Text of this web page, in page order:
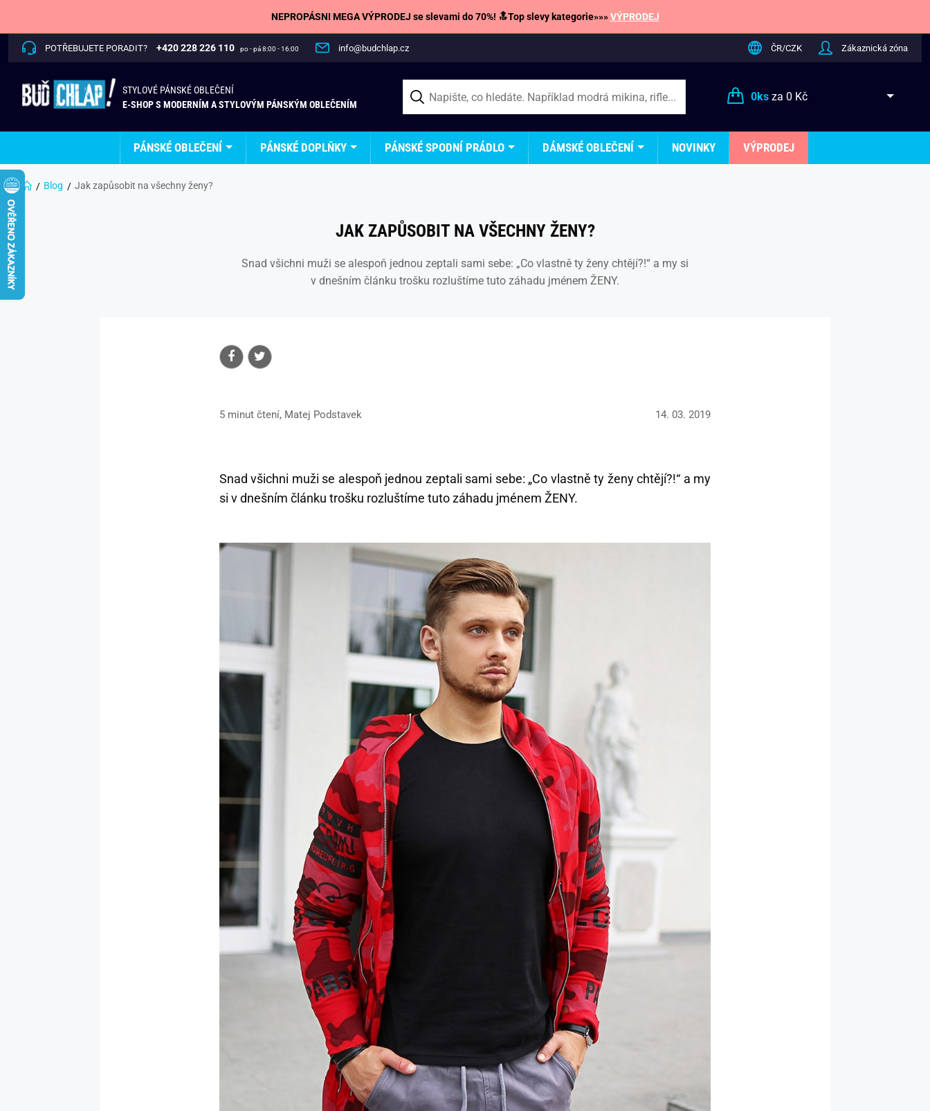
NEPROPÁSNI MEGA VÝPRODEJ se slevami do 70%! 🔝Top slevy kategorie»»»VÝPRODEJ
POTŘEBUJETE PORADIT? +420 228 226 110 po - pá 8:00 - 16:00 info@budchlap.cz ČR/CZK Zákaznická zóna
STYLOVÉ PÁNSKÉ OBLEČENÍ
E-SHOP S MODERNÍM A STYLOVÝM PÁNSKÝM OBLEČENÍM
0ksza 0 Kč
PÁNSKÉ OBLEČENÍ PÁNSKÉ DOPLŇKY PÁNSKÉ SPODNÍ PRÁDLO DÁMSKÉ OBLEČENÍ NOVINKY VÝPRODEJ
Blog Jak zapůsobit na všechny ženy?
JAK ZAPŮSOBIT NA VŠECHNY ŽENY?
Snad všichni muži se alespoň jednou zeptali sami sebe: „Co vlastně ty ženy chtějí?!“ a my si
v dnešním článku trošku rozluštíme tuto záhadu jménem ŽENY.
5 minut čtení, Matej Podstavek 14. 03. 2019
Snad všichni muži se alespoň jednou zeptali sami sebe: „Co vlastně ty ženy chtějí?!“ a my
si v dnešním článku trošku rozluštíme tuto záhadu jménem ŽENY.